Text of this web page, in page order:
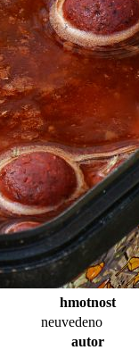
hmotnost
neuvedeno
autor